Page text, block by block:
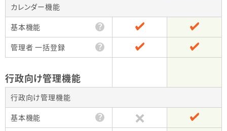
カレンダー機能
基本機能
？
管理者 一括登録 ？
行政向け管理機能
行政向け管理機能
基本機能
？